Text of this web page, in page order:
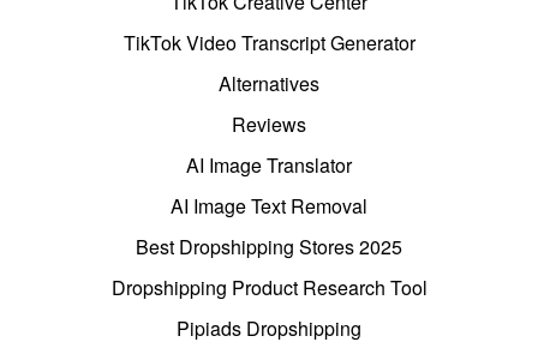
TikTok Video Transcript Generator
Alternatives
Reviews
AI Image Translator
AI Image Text Removal
Best Dropshipping Stores 2025
Dropshipping Product Research Tool
Pipiads Dropshipping